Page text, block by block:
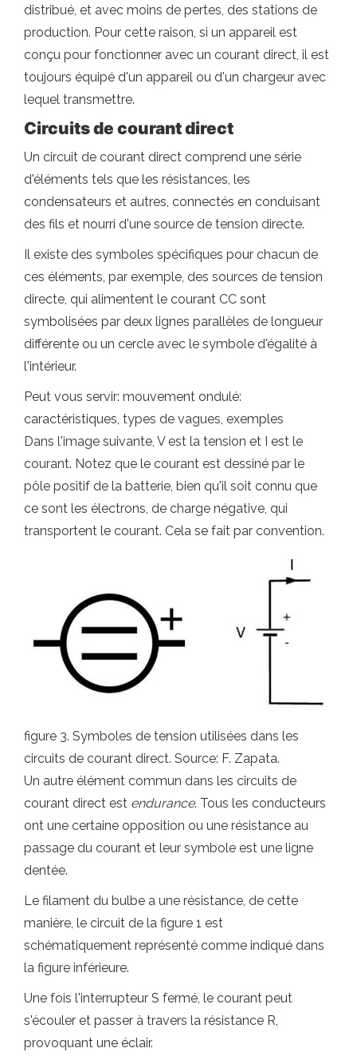
distribué, et avec moins de pertes, des stations de
production. Pour cette raison, si un appareil est
conçu pour fonctionner avec un courant direct, il est
toujours équipé d'un appareil ou d'un chargeur avec
lequel transmettre.
Circuits de courant direct
Un circuit de courant direct comprend une série
d'éléments tels que les résistances, les
condensateurs et autres, connectés en conduisant
des fils et nourri d'une source de tension directe.
Il existe des symboles spécifiques pour chacun de
ces éléments, par exemple, des sources de tension
directe, qui alimentent le courant CC sont
symbolisées par deux lignes parallèles de longueur
différente ou un cercle avec le symbole d'égalité à
l'intérieur.
Peut vous servir: mouvement ondulé:
caractéristiques, types de vagues, exemples
Dans l'image suivante, V est la tension et I est le
courant. Notez que le courant est dessiné par le
pôle positif de la batterie, bien qu'il soit connu que
ce sont les électrons, de charge négative, qui
transportent le courant. Cela se fait par convention.
figure 3. Symboles de tension utilisées dans les
circuits de courant direct. Source: F. Zapata.
Un autre élément commun dans les circuits de
courant direct est endurance. Tous les conducteurs
ont une certaine opposition ou une résistance au
passage du courant et leur symbole est une ligne
dentée.
Le filament du bulbe a une résistance, de cette
manière, le circuit de la figure 1 est
schématiquement représenté comme indiqué dans
la figure inférieure.
Une fois l'interrupteur S fermé, le courant peut
s'écouler et passer à travers la résistance R,
provoquant une éclair.